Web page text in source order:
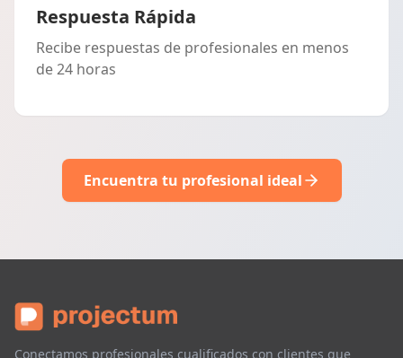
Respuesta Rápida
Recibe respuestas de profesionales en menos
de 24 horas
Encuentra tu profesional ideal
Conectamos profesionales cualificados con clientes que